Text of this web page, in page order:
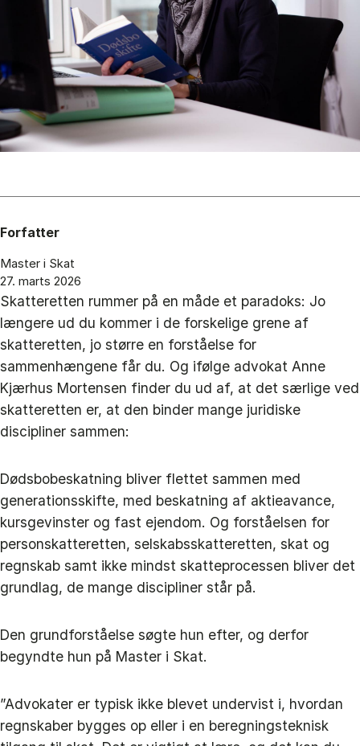
Forfatter
Master i Skat
27. marts 2026
Skatteretten rummer på en måde et paradoks: Jo
længere ud du kommer i de forskelige grene af
skatteretten, jo større en forståelse for
sammenhængene får du. Og ifølge advokat Anne
Kjærhus Mortensen finder du ud af, at det særlige ved
skatteretten er, at den binder mange juridiske
discipliner sammen:
Dødsbobeskatning bliver flettet sammen med
generationsskifte, med beskatning af aktieavance,
kursgevinster og fast ejendom. Og forståelsen for
personskatteretten, selskabsskatteretten, skat og
regnskab samt ikke mindst skatteprocessen bliver det
grundlag, de mange discipliner står på.
Den grundforståelse søgte hun efter, og derfor
begyndte hun på Master i Skat.
”Advokater er typisk ikke blevet undervist i, hvordan
regnskaber bygges op eller i en beregningsteknisk